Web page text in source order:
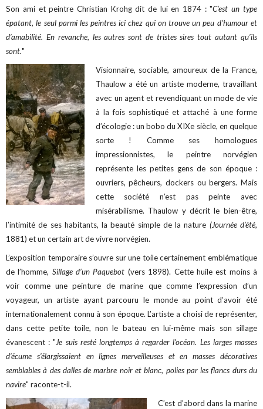
Son ami et peintre Christian Krohg dit de lui en 1874 : "C’est un type
épatant, le seul parmi les peintres ici chez qui on trouve un peu d’humour et
d’amabilité. En revanche, les autres sont de tristes sires tout autant qu’ils
sont."
Visionnaire, sociable, amoureux de la France,
Thaulow a été un artiste moderne, travaillant
avec un agent et revendiquant un mode de vie
à la fois sophistiqué et attaché à une forme
d’écologie : un bobo du XIXe siècle, en quelque
sorte ! Comme ses homologues
impressionnistes, le peintre norvégien
représente les petites gens de son époque :
ouvriers, pêcheurs, dockers ou bergers. Mais
cette société n’est pas peinte avec
misérabilisme. Thaulow y décrit le bien-être,
l’intimité de ses habitants, la beauté simple de la nature (Journée d’été,
1881) et un certain art de vivre norvégien.
L’exposition temporaire s’ouvre sur une toile certainement emblématique
de l’homme, Sillage d’un Paquebot (vers 1898). Cette huile est moins à
voir comme une peinture de marine que comme l’expression d’un
voyageur, un artiste ayant parcouru le monde au point d’avoir été
internationalement connu à son époque. L’artiste a choisi de représenter,
dans cette petite toile, non le bateau en lui-même mais son sillage
évanescent : "Je suis resté longtemps à regarder l’océan. Les larges masses
d’écume s’élargissaient en lignes merveilleuses et en masses décoratives
semblables à des dalles de marbre noir et blanc, polies par les flancs durs du
navire" raconte-t-il.
C’est d’abord dans la marine